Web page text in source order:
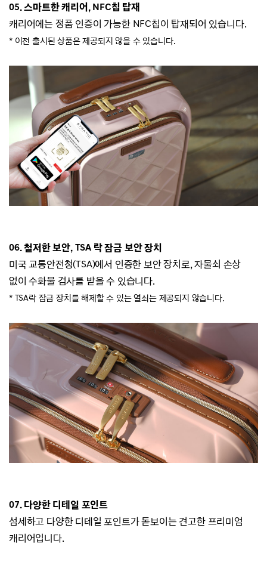
05.스마트한 캐리어, NFC칩 탑재
캐리어에는 정품 인증이 가능한 NFC칩이 탑재되어 있습니다.
* 이전 출시된 상품은 제공되지 않을 수 있습니다.
06. 철저한 보안, TSA 락 잠금 보안 장치
미국 교통안전청(TSA)에서 인증한 보안 장치로, 자물쇠 손상
없이 수화물 검사를 받을 수 있습니다.
* TSA락 잠금 장치를 해제할 수 있는 열쇠는 제공되지 않습니다.
07. 다양한 디테일 포인트
섬세하고 다양한 디테일 포인트가 돋보이는 견고한 프리미엄
캐리어입니다.